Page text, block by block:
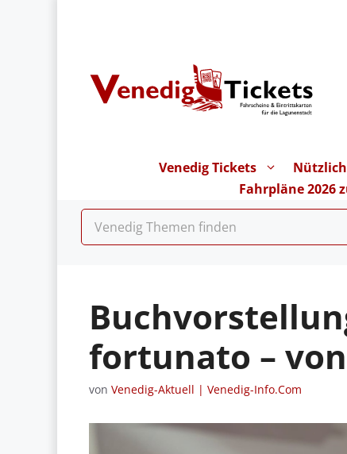
Venedig Tickets
Fahrpläne 2026
fortunato –
von Venedig-Aktuell | Venedig-Info.Com